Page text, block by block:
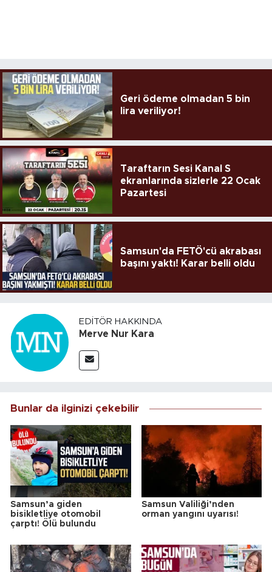
Geri ödeme olmadan 5 bin
lira veriliyor!
Taraftarın Sesi Kanal S
ekranlarında sizlerle 22 Ocak
Pazartesi
Samsun'da FETÖ'cü akrabası
başını yaktı! Karar belli oldu
EDITÖR HAKKINDA
Merve Nur Kara
Bunlar da ilginizi çekebilir
Samsun’a giden
bisikletliye otomobil
çarptı! Ölü bulundu
Samsun Valiliği’nden
orman yangını uyarısı!